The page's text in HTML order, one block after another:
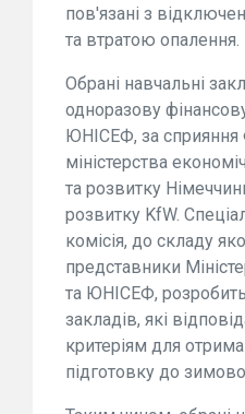
пов'язані з
та втратою опалення.
Обрані навчальні
одноразову
ЮНІСЕФ, за
міністерства
та розвитку
розвитку KfW.
комісія, до складу
представники
та ЮНІСЕФ,
закладів, які
критеріям для
підготовку до